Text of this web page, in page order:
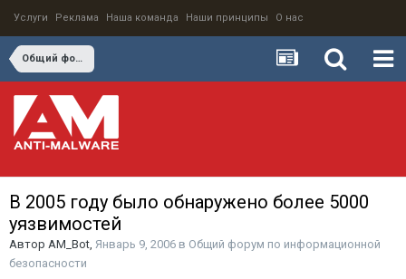
Услуги Реклама Наша команда Наши принципы О нас
Общий форум по информационной безопасности
В 2005 году было обнаружено более 5000
уязвимостей
Автор AM_Bot, Январь 9, 2006 в Общий форум по информационной
безопасности